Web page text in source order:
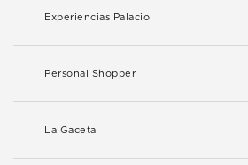
Experiencias Palacio
Personal Shopper
La Gaceta